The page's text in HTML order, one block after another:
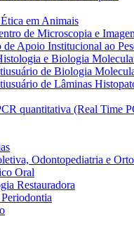
em Animais
de Microscopia e
de Apoio Institucional ao
e Biologia
de Biologia
de Lâminas
quantitativa (Real Time
Odontopediatria e
Oral
Restauradora